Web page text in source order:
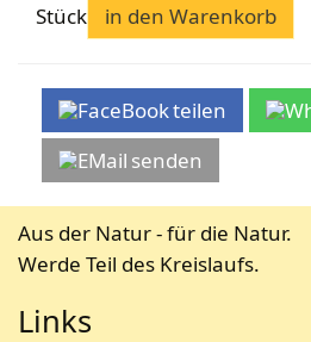
Stück in den Warenkorb
teilen
senden
Aus der Natur - für die Natur.
Werde Teil des Kreislaufs.
Links